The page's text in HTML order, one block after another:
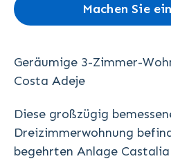
Machen Sie
Geräumige 3-Zimmer-
Costa Adeje
Diese großzügig
Dreizimmerwohnung
begehrten Anlage